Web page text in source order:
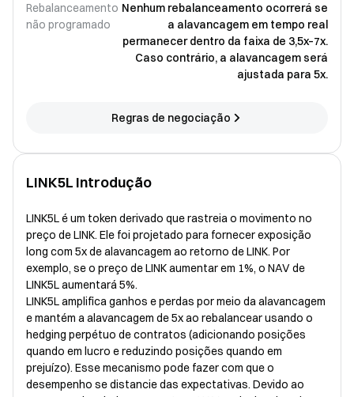
Rebalanceamento
não programado
Nenhum rebalanceamento ocorrerá se
a alavancagem em tempo real
permanecer dentro da faixa de 3,5x–7x.
Caso contrário, a alavancagem será
ajustada para 5x.
Regras de negociação
LINK5L Introdução
LINK5L é um token derivado que rastreia o movimento no
preço de LINK. Ele foi projetado para fornecer exposição
long com 5x de alavancagem ao retorno de LINK. Por
exemplo, se o preço de LINK aumentar em 1%, o NAV de
LINK5L aumentará 5%.
LINK5L amplifica ganhos e perdas por meio da alavancagem
e mantém a alavancagem de 5x ao rebalancear usando o
hedging perpétuo de contratos (adicionando posições
quando em lucro e reduzindo posições quando em
prejuízo). Esse mecanismo pode fazer com que o
desempenho se distancie das expectativas. Devido ao